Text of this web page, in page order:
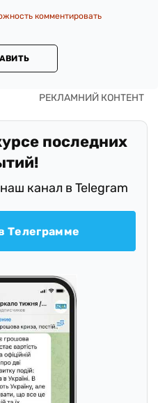
комментировать
последних
канал в Telegram
Телеграмме